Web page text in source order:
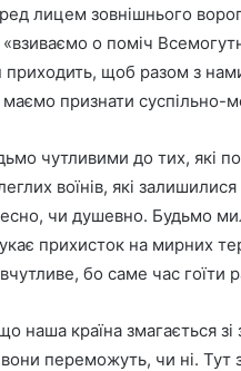
лицем зовнішнього
о поміч
приходить, щоб разом з
признати суспільно-
чутливими до тих, які
воїнів, які
чи душевно. Будьмо
прихисток на мирних
бо саме час гоїти
наша країна змагається
переможуть, чи ні. Тут